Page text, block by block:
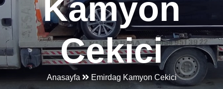
Kamyon
Cekici
Anasayfa Emirdag Kamyon Cekici